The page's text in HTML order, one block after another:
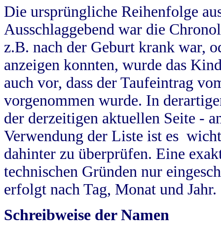
Die ursprüngliche Reihenfolge
Ausschlaggebend war die
z.B. nach der Geburt krank war,
anzeigen konnten, wurde das
auch vor, dass der Taufeintrag
vorgenommen wurde. In
der derzeitigen aktuellen Seite -
Verwendung der Liste ist es
dahinter zu überprüfen. Eine
technischen Gründen nur
erfolgt nach Tag, Monat und Jahr.
Schreibweise der Namen